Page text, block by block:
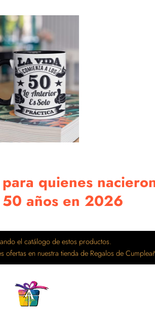
quienes
años en 2026
el catálogo de estos productos.
ofertas en nuestra tienda de Regalos de